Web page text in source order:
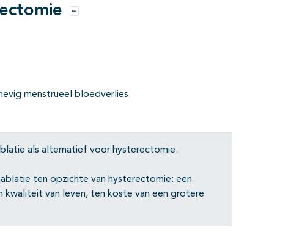
Opties
menstrueel bloedverlies.
als alternatief voor hysterectomie.
ten opzichte van hysterectomie: een
kwaliteit van leven, ten koste van een grotere